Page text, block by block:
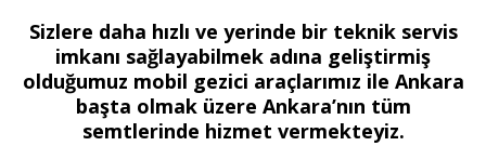
Sizlere daha hızlı ve yerinde bir teknik servis
imkanı sağlayabilmek adına geliştirmiş
olduğumuz mobil gezici araçlarımız ile Ankara
başta olmak üzere Ankara’nın tüm
semtlerinde hizmet vermekteyiz.